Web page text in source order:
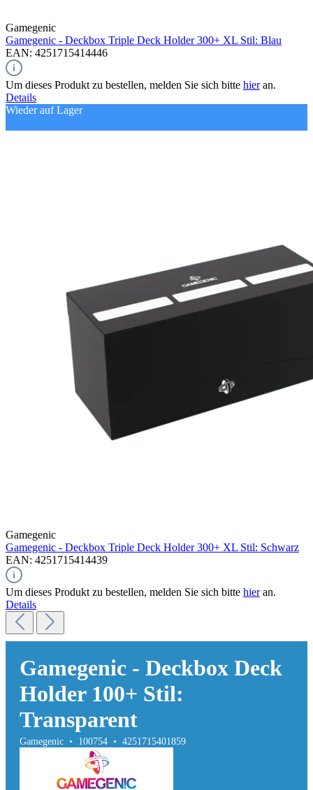
Gamegenic
Gamegenic - Deckbox Triple Deck Holder 300+ XL Stil: Blau
EAN: 4251715414446
Um dieses Produkt zu bestellen, melden Sie sich bitte hieran.
Details
Wieder auf Lager
Gamegenic
Gamegenic - Deckbox Triple Deck Holder 300+ XL Stil: Schwarz
EAN: 4251715414439
Um dieses Produkt zu bestellen, melden Sie sich bitte hieran.
Details
Gamegenic - Deckbox Deck
Holder 100+ Stil:
Transparent
Gamegenic • 100754 • 4251715401859